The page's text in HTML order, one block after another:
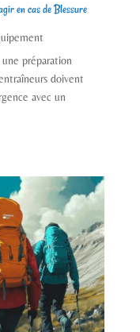
en cas de Blessure
préparation
doivent
avec un